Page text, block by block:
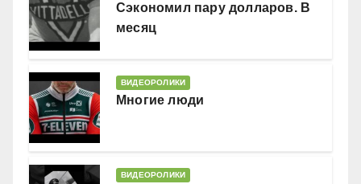
Сэкономил пару долларов. В
месяц
ВИДЕОРОЛИКИ
Многие люди
ВИДЕОРОЛИКИ